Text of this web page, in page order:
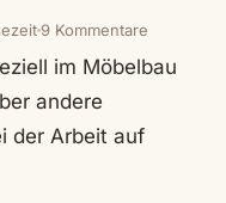
9 Kommentare
im Möbelbau
andere
der Arbeit auf